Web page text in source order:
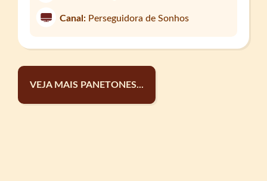
Canal: Perseguidora de Sonhos
VEJA MAIS PANETONES...